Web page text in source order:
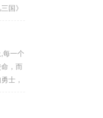
国》
头
。
激情
时期
己的
每一个
，而
士，
眼的